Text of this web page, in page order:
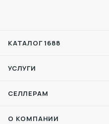
КАТАЛОГ 1688
УСЛУГИ
СЕЛЛЕРАМ
О КОМПАНИИ